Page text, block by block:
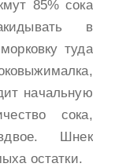
85% сока
в
туда
начальную
сока,
Шнек
остатки.